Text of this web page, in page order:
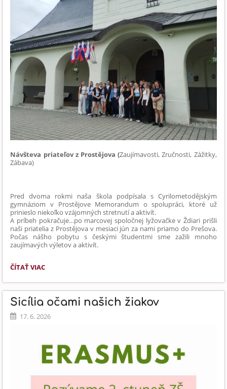
Návšteva priateľov z Prostějova (Zaujímavosti, Zručnosti, Zážitky,
Zábava)
Pred dvoma rokmi naša škola podpísala s Cyrilometodějským
gymnáziom v Prostějove Memorandum o spolupráci, ktoré už
prinieslo niekoľko vzájomných stretnutí a aktivít.
A príbeh pokračuje…po marcovej spoločnej lyžovačke v Ždiari prišli
naši priatelia z Prostějova v mesiaci jún za nami priamo do Prešova.
Počas nášho pobytu s českými študentmi sme zažili mnoho
zaujímavých výletov a aktivít.
CEZHRANIČNÝ
KULTÚRNE
DEDIČSTVO
CYRILA
A
METODA:
ČÍTAŤ VIAC
Sicília očami našich žiakov
17. 6. 2026